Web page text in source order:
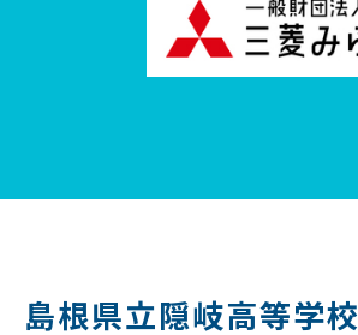
島根県立隠岐高等学校